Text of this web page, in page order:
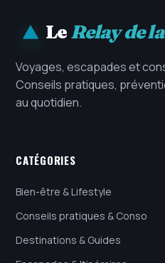
LeRelay de
Voyages, escapades et
Conseils pratiques,
au quotidien.
CATÉGORIES
Bien-être & Lifestyle
Conseils pratiques & Conso
Destinations & Guides